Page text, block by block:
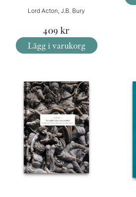
Lord Acton, J.B. Bury
409 kr
Lägg i varukorg